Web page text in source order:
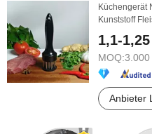
Küchengerät
Kunststoff
1,1-
MOQ:3.000
Anbieter